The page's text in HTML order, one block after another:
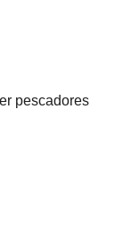
pescadores